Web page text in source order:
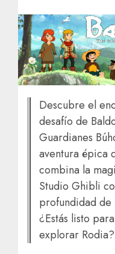
Descubre el
desafío de
Guardianes
aventura épica
combina la
Studio Ghibli
profundidad de
¿Estás listo para
explorar Rodia?